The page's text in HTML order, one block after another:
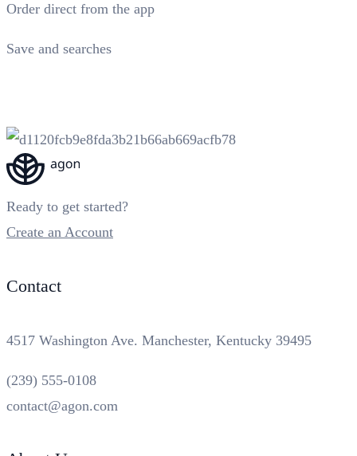
Order direct from the app
Save and searches
Ready to get started?
Create an Account
Contact
4517 Washington Ave. Manchester, Kentucky 39495
(239) 555-0108
contact@agon.com